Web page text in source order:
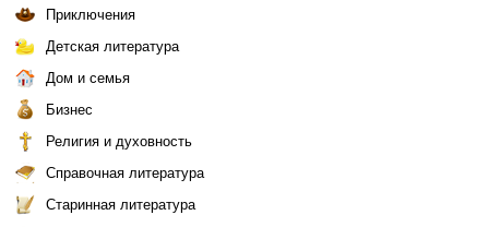
Приключения
Детская литература
Дом и семья
Бизнес
Религия и духовность
Справочная литература
Старинная литература